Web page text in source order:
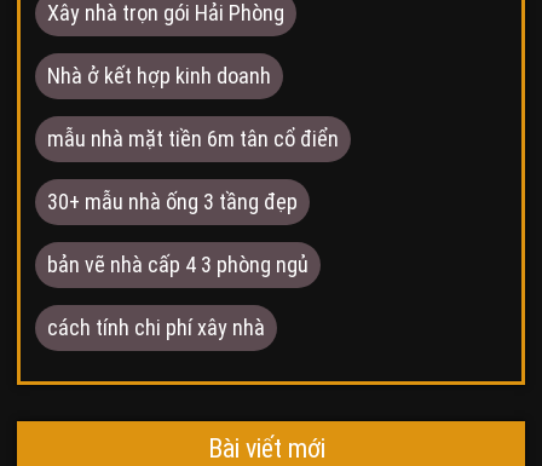
Xây nhà trọn gói Hải Phòng
Nhà ở kết hợp kinh doanh
mẫu nhà mặt tiền 6m tân cổ điển
30+ mẫu nhà ống 3 tầng đẹp
bản vẽ nhà cấp 4 3 phòng ngủ
cách tính chi phí xây nhà
Bài viết mới